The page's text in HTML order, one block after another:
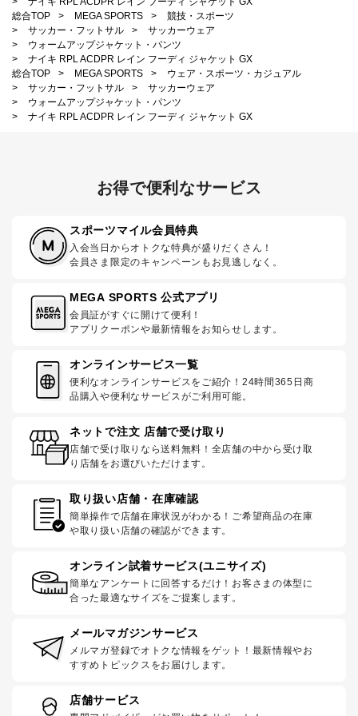
総合TOP
> MEGA SPORTS >
競技・スポーツ
>
サッカー・フットサル >
サッカーウェア
>
ウォームアップジャケット・パンツ
>
ナイキ RPL ACDPR レイン フーディ ジャケット GX
総合TOP
> MEGA SPORTS >
ウェア・スポーツ・カジュアル
>
サッカー・フットサル >
サッカーウェア
>
ウォームアップジャケット・パンツ
>
ナイキ RPL ACDPR レイン フーディ ジャケット GX
お得で便利なサービス
スポーツマイル会員特典
入会当日からオトクな特典が盛りだくさん！
会員さま限定のキャンペーンもお見逃しなく。
MEGA SPORTS 公式アプリ
会員証がすぐに開けて便利！
アプリクーポンや最新情報をお知らせします。
オンラインサービス一覧
便利なオンラインサービスをご紹介！24時間365日商
品購入や便利なサービスがご利用可能。
ネットで注文 店舗で受け取り
店舗で受け取りなら送料無料！全店舗の中から受け取
り店舗をお選びいただけます。
取り扱い店舗・在庫確認
簡単操作で店舗在庫状況がわかる！ご希望商品の在庫
や取り扱い店舗の確認ができます。
オンライン試着サービス(ユニサイズ)
簡単なアンケートに回答するだけ！お客さまの体型に
合った最適なサイズをご提案します。
メールマガジンサービス
メルマガ登録でオトクな情報をゲット！最新情報やお
すすめトピックスをお届けします。
店舗サービス